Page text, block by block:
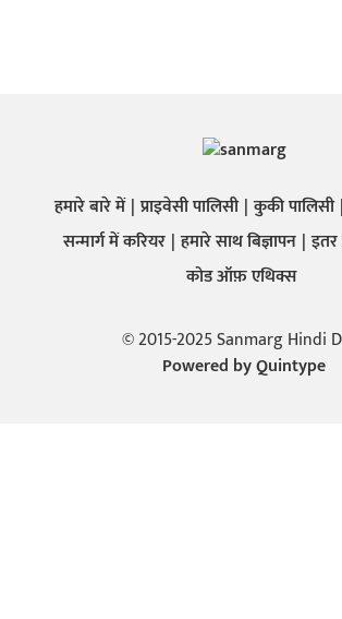
हमारे बारे में प्राइवेसी पालिसी कुकी पालिसी
सन्मार्ग में करियर हमारे साथ बिज्ञापन
कोड ऑफ़ एथिक्स
© 2015-2025 Sanmarg Hindi
Powered byQuintype